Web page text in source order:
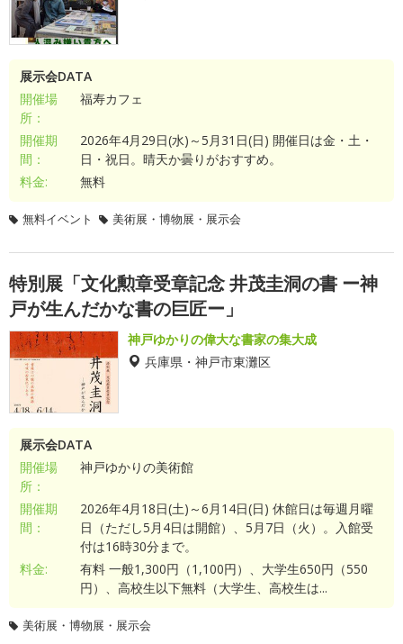
展示会DATA
開催場
所：
福寿カフェ
開催期
間：
2026年4月29日(水)～5月31日(日) 開催日は金・土・
日・祝日。晴天か曇りがおすすめ。
料金:
無料
無料イベント 美術展・博物展・展示会
特別展「文化勲章受章記念 井茂圭洞の書 ー神
戸が生んだかな書の巨匠ー」
神戸ゆかりの偉大な書家の集大成
兵庫県・神戸市東灘区
展示会DATA
開催場
所：
神戸ゆかりの美術館
開催期
間：
2026年4月18日(土)～6月14日(日) 休館日は毎週月曜
日（ただし5月4日は開館）、5月7日（火）。入館受
付は16時30分まで。
料金:
有料 一般1,300円（1,100円）、大学生650円（550
円）、高校生以下無料（大学生、高校生は...
美術展・博物展・展示会